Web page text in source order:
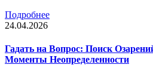
Подробнее
24.04.2026
Гадать на Вопрос: Поиск
Моменты Неопределенности